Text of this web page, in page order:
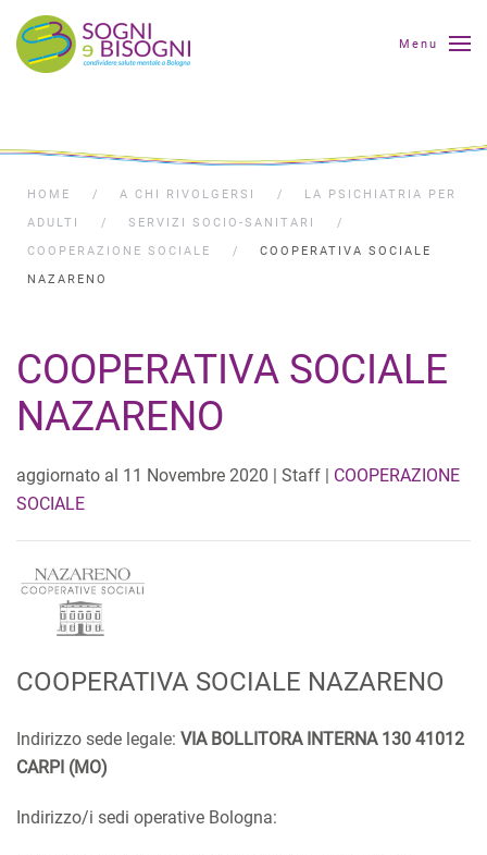
Menu
HOME A CHI RIVOLGERSI
LA PSICHIATRIA PER
ADULTI
SERVIZI SOCIO-SANITARI
COOPERAZIONE SOCIALE
COOPERATIVA SOCIALE
NAZARENO
COOPERATIVA SOCIALE
NAZARENO
aggiornato al 11 Novembre 2020 | Staff | COOPERAZIONE
SOCIALE
COOPERATIVA SOCIALE NAZARENO
Indirizzo sede legale: VIA BOLLITORA INTERNA 130 41012
CARPI (MO)
Indirizzo/i sedi operative Bologna: